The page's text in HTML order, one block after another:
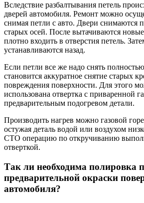
Вследствие разбалтывания петель
дверей автомобиля. Ремонт можно
снимая петли с авто. Двери снимаются
старых осей. После вытачиваются
плотно входить в отверстия петель.
устанавливаются назад.
Если петли все же надо снять
становится аккуратное снятие старых
повреждения поверхности. Для этого
использована отвертка с приваренной
предварительным подогревом детали.
Производить нагрев можно газовой
остужая деталь водой или воздухом
СТО операцию по откручиванию
отверткой.
Так ли необходима полировка
предварительной окраски
автомобиля?